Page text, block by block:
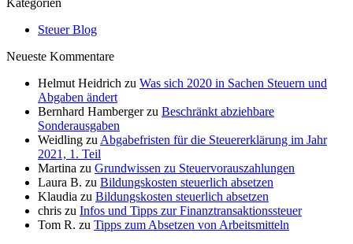
Kategorien
Steuer Blog
Neueste Kommentare
Helmut Heidrich zu Was sich 2020 in Sachen Steuern und
Abgaben ändert
Bernhard Hambergerzu Beschränkt abziehbare
Sonderausgaben
Weidling zu Abgabefristen für die Steuererklärung im Jahr
2021, 1. Teil
Martina zu Grundwissen zu Steuervorauszahlungen
Laura B. zu Bildungskosten steuerlich absetzen
Klaudia zu Bildungskosten steuerlich absetzen
chris zu Infos und Tipps zur Finanztransaktionssteuer
Tom R. zu Tipps zum Absetzen von Arbeitsmitteln